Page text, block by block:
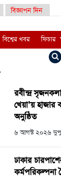
বিজ্ঞাপন দিন
বিশ্বের খবর ফিচার
রবীন্দ্র
খেয়া’য় হাজার
অনুষ্ঠিত
৬ আগস্ট ২০২৬
ঢাকার
কর্মপরিকল্পনা